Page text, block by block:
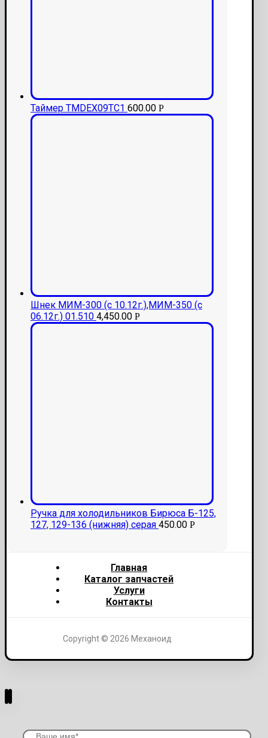
Таймер TMDEX09TC1 600.00 Р
Шнек МИМ-300 (с 10.12г.),МИМ-350 (с
06.12г.) 01.510 4,450.00 Р
Ручка для холодильников Бирюса Б-125,
127, 129-136 (нижняя) серая 450.00 Р
Главная
Каталог запчастей
Услуги
Контакты
Copyright © 2026 Механоид